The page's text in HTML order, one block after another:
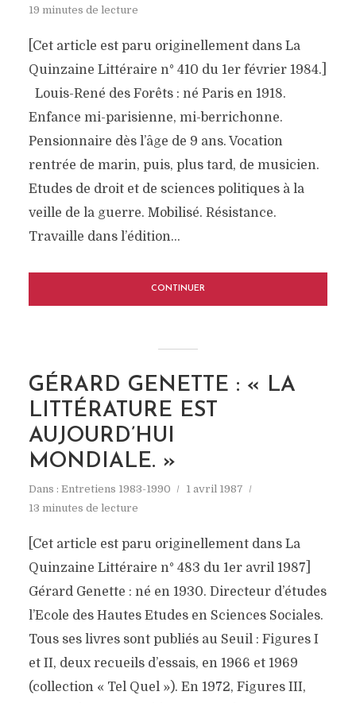
19 minutes de lecture
[Cet article est paru originellement dans La
Quinzaine Littéraire n° 410 du 1er février 1984.]
Louis-René des Forêts : né Paris en 1918.
Enfance mi-parisienne, mi-berrichonne.
Pensionnaire dès l’âge de 9 ans. Vocation
rentrée de marin, puis, plus tard, de musicien.
Etudes de droit et de sciences politiques à la
veille de la guerre. Mobilisé. Résistance.
Travaille dans l’édition...
CONTINUER
GÉRARD GENETTE : « LA
LITTÉRATURE EST
AUJOURD’HUI
MONDIALE. »
Dans : Entretiens 1983-1990
1 avril 1987
13 minutes de lecture
[Cet article est paru originellement dans La
Quinzaine Littéraire n° 483 du 1er avril 1987]
Gérard Genette : né en 1930. Directeur d’études
l’Ecole des Hautes Etudes en Sciences Sociales.
Tous ses livres sont publiés au Seuil : Figures I
et II, deux recueils d’essais, en 1966 et 1969
(collection « Tel Quel »). En 1972, Figures III,